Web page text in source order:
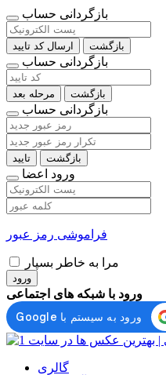
بازگردانی حساب
ارسال کد تایید بازگشت
بازگردانی حساب
مرحله بعد بازگشت
بازگردانی حساب
تایید بازگشت
ورود اعضا
فراموشی رمز عبور
مرا به خاطر بسپار
ورود
ورود با شبکه های اجتماعی
گالری